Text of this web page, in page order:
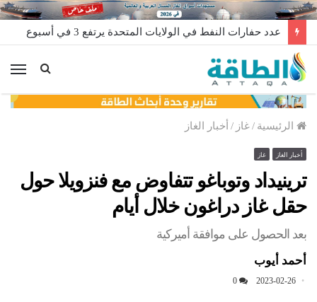
عدد حفارات النفط في الولايات المتحدة يرتفع 3 في أسبوع
الرئيسية /غاز / أخبار الغاز
أخبار الغاز غاز
ترينيداد وتوباغو تتفاوض مع فنزويلا حول
حقل غاز دراغون خلال أيام
بعد الحصول على موافقة أميركية
أحمد أيوب
2023-02-26
0